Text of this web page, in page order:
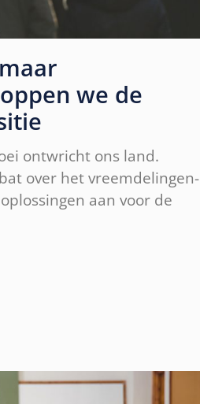
we de
ontwricht ons land.
over het vreemdelingen-
aan voor de